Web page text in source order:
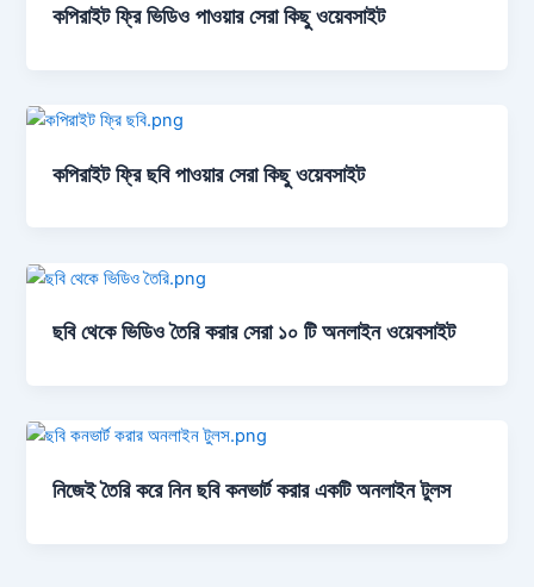
কপিরাইট ফ্রি ভিডিও পাওয়ার সেরা কিছু ওয়েবসাইট
কপিরাইট ফ্রি ছবি পাওয়ার সেরা কিছু ওয়েবসাইট
ছবি থেকে ভিডিও তৈরি করার সেরা ১০ টি অনলাইন ওয়েবসাইট
নিজেই তৈরি করে নিন ছবি কনভার্ট করার একটি অনলাইন টুলস